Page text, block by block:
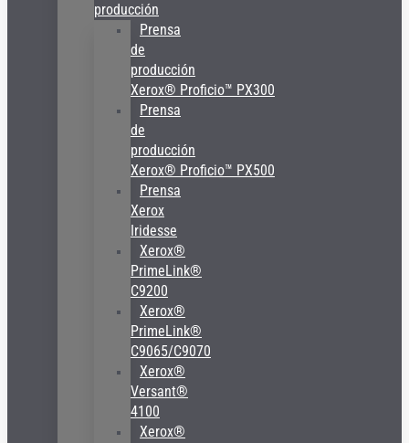
producción
Prensa
de
producción
Xerox® Proficio™ PX300
Prensa
de
producción
Xerox® Proficio™ PX500
Prensa
Xerox
Iridesse
Xerox®
PrimeLink®
C9200
Xerox®
PrimeLink®
C9065/C9070
Xerox®
Versant®
4100
Xerox®